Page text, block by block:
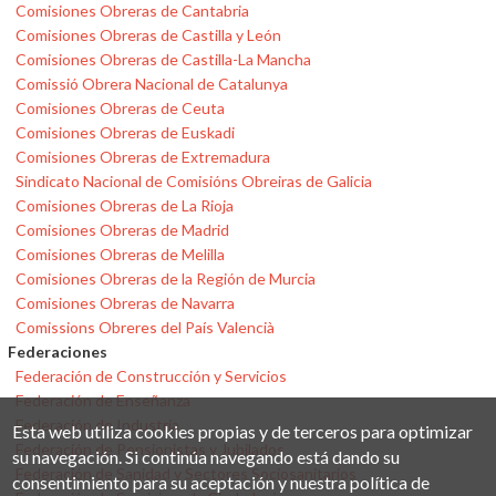
Comisiones Obreras de Cantabria
Comisiones Obreras de Castilla y León
Comisiones Obreras de Castilla-La Mancha
Comissió Obrera Nacional de Catalunya
Comisiones Obreras de Ceuta
Comisiones Obreras de Euskadi
Comisiones Obreras de Extremadura
Sindicato Nacional de Comisións Obreiras de Galicia
Comisiones Obreras de La Rioja
Comisiones Obreras de Madrid
Comisiones Obreras de Melilla
Comisiones Obreras de la Región de Murcia
Comisiones Obreras de Navarra
Comissions Obreres del País Valencià
Federaciones
Federación de Construcción y Servicios
Federación de Enseñanza
Federación de Industria
Federación de Pensionistas y Jubilados
Federación de Sanidad y Sectores Sociosanitarios
Esta web utiliza cookies propias y de terceros para optimizar
su navegación. Si continúa navegando está dando su
consentimiento para su aceptación y nuestra política de